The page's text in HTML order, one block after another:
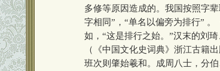
多修等原因造成的。我国按照字
字相同”，“单名以偏旁为排行”
如，“这是排行之始。”汉末的刘
（《中国文化史词典》浙江古籍
班次则肇始羲和。成周八士，分